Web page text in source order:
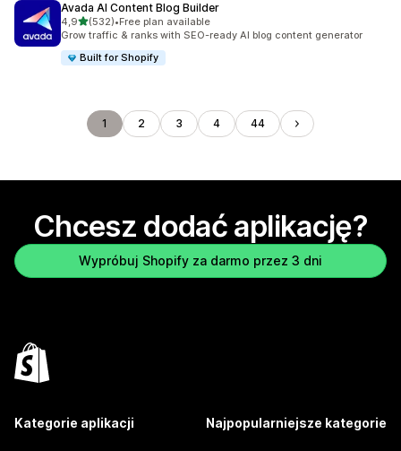
Avada AI Content Blog Builder
4,9na 5 gwiazdek
(532)
Łączna liczba recenzji: 532
•Free plan available
Grow traffic & ranks with SEO-ready AI blog content generator
Built for Shopify
1 2 3 4 44
Chcesz dodać aplikację?
Wypróbuj Shopify za darmo przez 3 dni
Kategorie aplikacji Najpopularniejsze kategorie